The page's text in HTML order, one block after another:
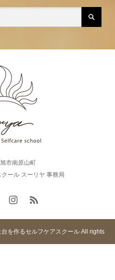
市南原山町
ール スーリヤ 事務局
を作るセルフケアスクール All rights